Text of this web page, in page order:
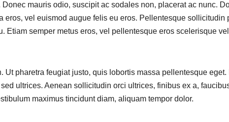
mauris odio, suscipit ac sodales non, placerat ac nunc.
eros, vel euismod augue felis eu eros. Pellentesque
Etiam semper metus eros, vel pellentesque eros scelerisque
pharetra feugiat justo, quis lobortis massa pellentesque
ultrices. Aenean sollicitudin orci ultrices, finibus ex a,
maximus tincidunt diam, aliquam tempor dolor.